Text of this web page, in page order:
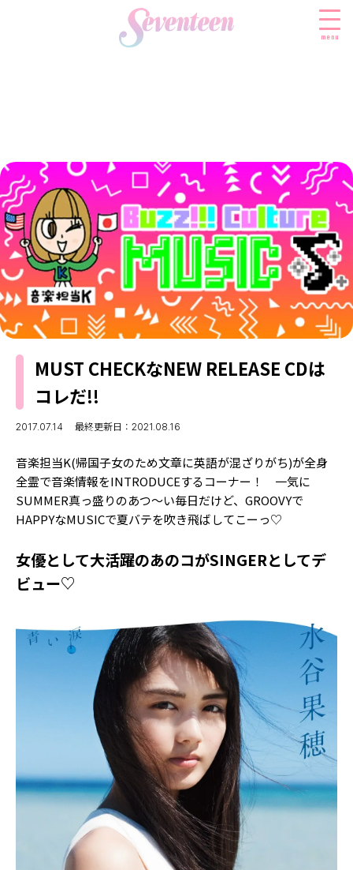
menu
FASHION
ファッションニュース
モデル私服
着回し
着痩せ
BEAUTY
ビューティニュース
トレンドメイク
ベストコスメ
ヘアアレンジ・ヘアケア
スキンケア
ボディケア
SCHOOL
スクールニュース
制服コーデ
学校ヘアメイク
勉強・受験・進路
ENTERTAINMENT
エンタメニュース
なにわ男子
K-POP
LIFESTYLE
ライフスタイルニュース
JKランキング・アワード
モデルの購入品
おでかけ
JK TREND
MODELS
MODEL'S BLOG
TikTok
Instagram
YouTube
FORTUNE
ゲッターズ飯田
MISS SEVENTEEN
ミスセブンティーンニュース
MAGAZINE
INFORMATION
Seventeenについて
Follow us
ST member
新規会員登録・ログイン
MUST CHECKなNEW RELEASE CDは
コレだ!!
2017.07.14 最終更新日：2021.08.16
音楽担当K(帰国子女のため文章に英語が混ざりがち)が全身
全霊で音楽情報をINTRODUCEするコーナー！ 一気に
SUMMER真っ盛りのあつ～い毎日だけど、GROOVYで
HAPPYなMUSICで夏バテを吹き飛ばしてこーっ♡
女優として大活躍のあのコがSINGERとしてデ
ビュー♡